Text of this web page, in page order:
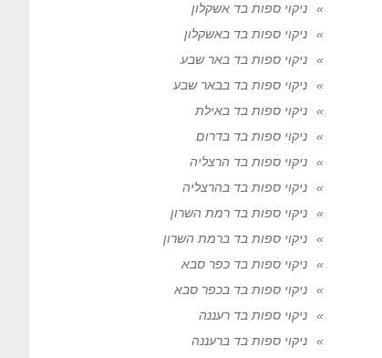
ניקוי ספות בד אשקלון
ניקוי ספות בד באשקלון
ניקוי ספות בד באר שבע
ניקוי ספות בד בבאר שבע
ניקוי ספות בד באילת
ניקוי ספות בד בדרום
ניקוי ספות בד הרצליה
ניקוי ספות בד בהרצליה
ניקוי ספות בד רמת השרון
ניקוי ספות בד ברמת השרון
ניקוי ספות בד כפר סבא
ניקוי ספות בד בכפר סבא
ניקוי ספות בד רעננה
ניקוי ספות בד ברעננה